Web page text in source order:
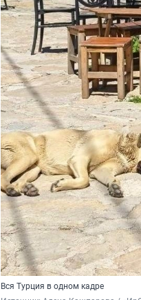
Вся Турция в одном кадре